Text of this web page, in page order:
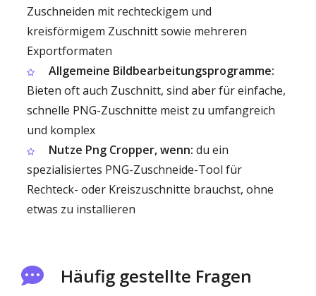
Zuschneiden mit rechteckigem und
kreisförmigem Zuschnitt sowie mehreren
Exportformaten
Allgemeine Bildbearbeitungsprogramme:
Bieten oft auch Zuschnitt, sind aber für einfache,
schnelle PNG-Zuschnitte meist zu umfangreich
und komplex
Nutze Png Cropper, wenn: du ein
spezialisiertes PNG-Zuschneide-Tool für
Rechteck- oder Kreiszuschnitte brauchst, ohne
etwas zu installieren
Häufig gestellte Fragen